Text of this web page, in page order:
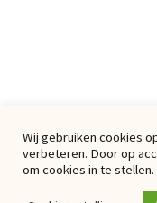
Wij gebruiken cookies
verbeteren. Door op
om cookies in te